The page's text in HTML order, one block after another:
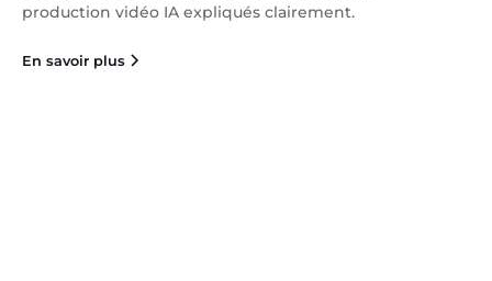
production vidéo IA expliqués clairement.
En savoir plus